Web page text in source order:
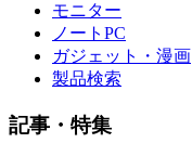
モニター
ノートPC
ガジェット・漫画
製品検索
記事・特集